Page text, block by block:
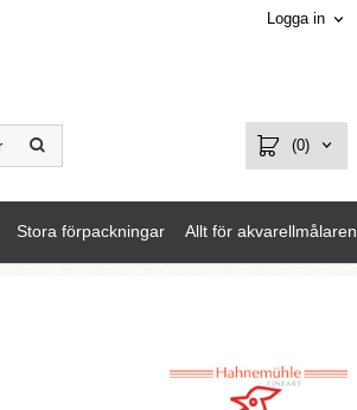
Logga in
(0)
Stora förpackningar Allt för akvarellmålaren